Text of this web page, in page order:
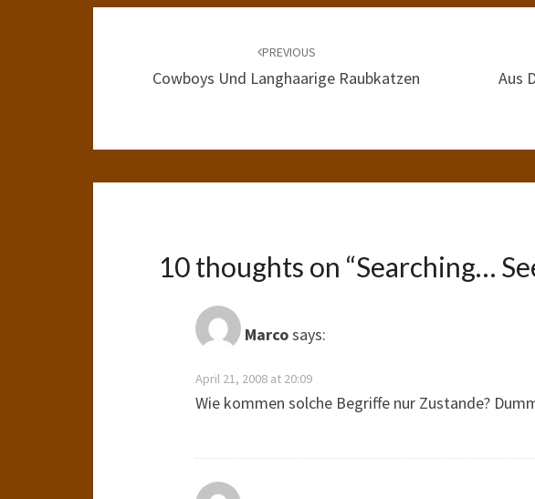
PREVIOUS
Cowboys Und Langhaarige Raubkatzen
Aus
10 thoughts on “Searching…
Marcosays:
April 21, 2008 at 20:09
Wie kommen solche Begriffe nur Zustande?